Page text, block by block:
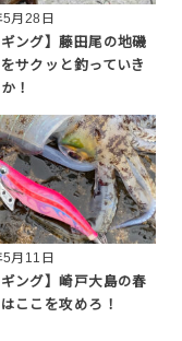
月28日
ギング】藤田尾の地磯
サクッと釣っていき
！
月11日
ギング】崎戸大島の春
ここを攻めろ！